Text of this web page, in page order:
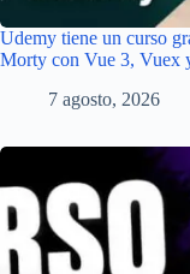
Udemy tiene un curso
Morty con Vue 3, Vuex
7 agosto, 2026